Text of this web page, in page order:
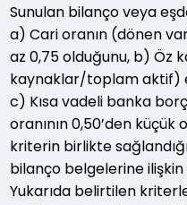
Sunulan bilanço veya
a) Cari oranın (dönen
az 0,75 olduğunu, b) Öz
kaynaklar/toplam aktif)
c) Kısa vadeli banka
oranının 0,50’den
kriterin birlikte
bilanço belgelerine
Yukarıda belirtilen